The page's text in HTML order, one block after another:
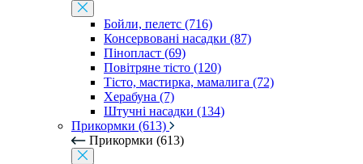
Бойли, пелетс (716)
Консервовані насадки (87)
Пінопласт (69)
Повітряне тісто (120)
Тісто, мастирка, мамалига (72)
Херабуна (7)
Штучні насадки (134)
Прикормки (613)
Прикормки (613)